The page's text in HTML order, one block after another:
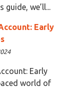
we’ll...
Early
Early
world of